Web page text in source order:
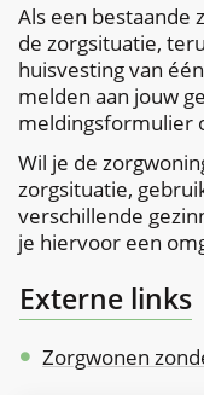
Als een bestaande
de zorgsituatie,
huisvesting van
melden aan jouw
meldingsformulier
Wil je de
zorgsituatie,
verschillende
je hiervoor een
Externe links
Zorgwonen